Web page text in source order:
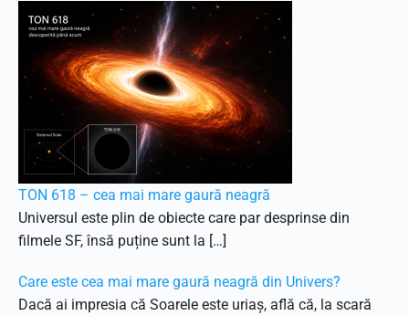
TON 618 – cea mai mare gaură neagră
Universul este plin de obiecte care par desprinse din
filmele SF, însă puține sunt la […]
Care este cea mai mare gaură neagră din Univers?
Dacă ai impresia că Soarele este uriaș, află că, la scară